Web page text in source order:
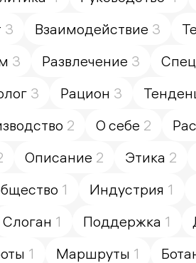
3 Взаимодействие 3
3 Развлечение 3
3 Рацион 3
2 О себе 2
Описание 2 Этика 2
1 Индустрия 1
Слоган 1 Поддержка 1
1 Маршруты 1